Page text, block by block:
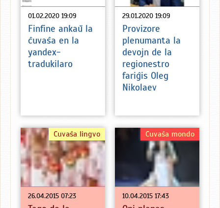
01.02.2020 19:09
Finfine ankaŭ la
ĉuvaŝa en la
yandex-
tradukilaro
29.01.2020 19:09
Provizore
plenumanta la
devojn de la
regionestro
fariĝis Oleg
Nikolaev
26.04.2015 07:23
Ĉuvaŝa lingvo
10.04.2015 17:43
Ĉuvaŝa mondo